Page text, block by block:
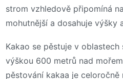
strom vzhledově připomíná
mohutnější a dosahuje výšky
Kakao se pěstuje v oblastech
výškou 600 metrů nad
pěstování kakaa je